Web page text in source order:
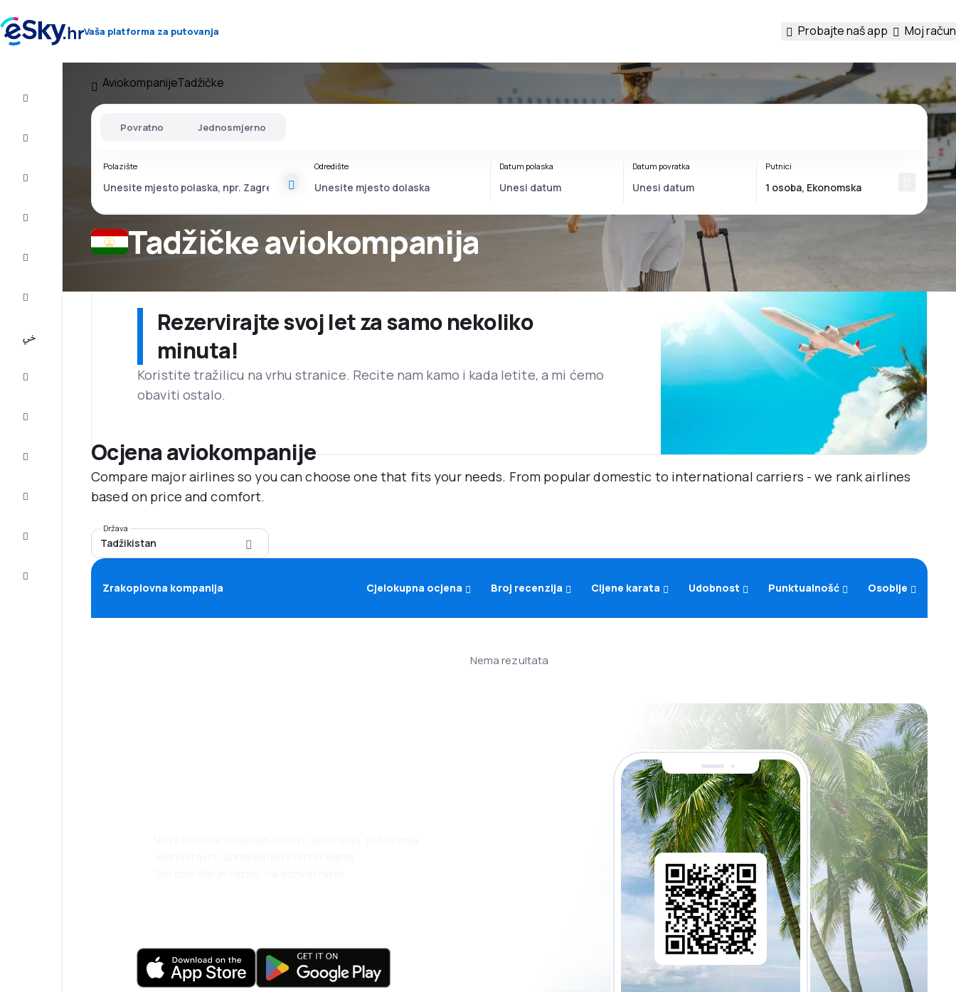
Vaša platforma za putovanja Probajte naš app Moj račun
AviokompanijeTadžičke
Tadžičke aviokompanija
Povratno Jednosmjerno
Polazište Odredište Datum polaska Datum povratka Putnici
Rezervirajte svoj let za samo nekoliko
minuta!
Koristite tražilicu na vrhu stranice. Recite nam kamo i kada letite, a mi ćemo
obaviti ostalo.
Ocjena aviokompanije
Compare major airlines so you can choose one that fits your needs. From popular domestic to international carriers - we rank airlines
based on price and comfort.
Država
Tadžikistan
Zrakoplovna kompanija Cjelokupna ocjena Broj recenzija Cijene karata Udobnost Punktualnošć Osoblje
Nema rezultata